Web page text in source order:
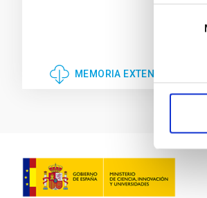
MEMORIA EXTENSA 2021 -